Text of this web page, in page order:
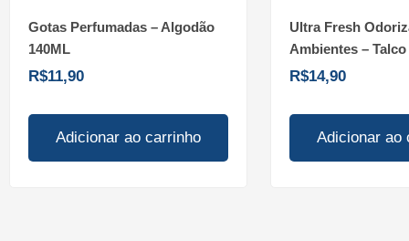
Gotas Perfumadas – Algodão
140ML
R$11,90
Adicionar ao carrinho
Ultra Fresh
Ambientes –
R$14,90
Adicionar ao